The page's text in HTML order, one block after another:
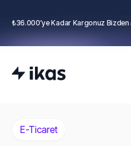
₺36.000’ye Kadar Kargonuz Bizden
E-Ticaret